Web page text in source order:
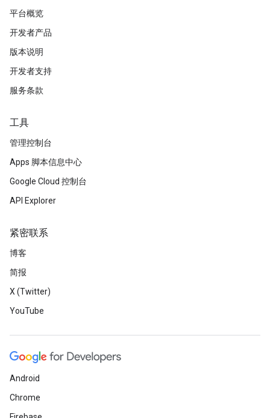
平台概览
开发者产品
版本说明
开发者支持
服务条款
工具
管理控制台
Apps 脚本信息中心
Google Cloud 控制台
API Explorer
紧密联系
博客
简报
X (Twitter)
YouTube
Android
Chrome